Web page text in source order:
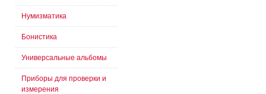
Нумизматика
Бонистика
Универсальные альбомы
Приборы для проверки и
измерения